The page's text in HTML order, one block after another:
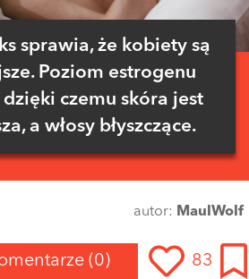
sprawia, że kobiety są
Poziom estrogenu
czemu skóra jest
a włosy błyszczące.
autor: MaulWolf
(0) 83